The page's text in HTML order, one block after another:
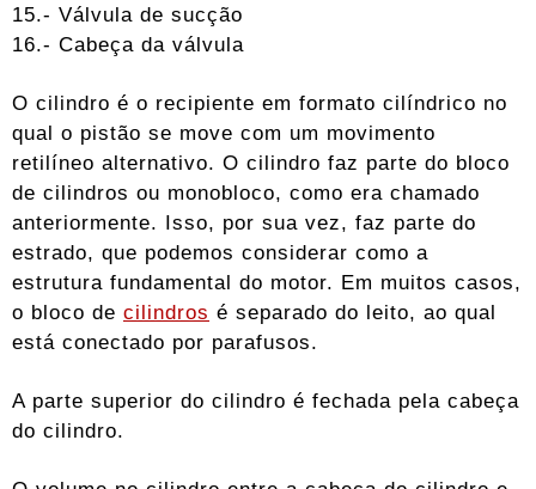
15.- Válvula de sucção
16.- Cabeça da válvula
O cilindro é o recipiente em formato cilíndrico no
qual o pistão se move com um movimento
retilíneo alternativo. O cilindro faz parte do bloco
de cilindros ou monobloco, como era chamado
anteriormente. Isso, por sua vez, faz parte do
estrado, que podemos considerar como a
estrutura fundamental do motor. Em muitos casos,
o bloco de cilindros é separado do leito, ao qual
está conectado por parafusos.
A parte superior do cilindro é fechada pela cabeça
do cilindro.